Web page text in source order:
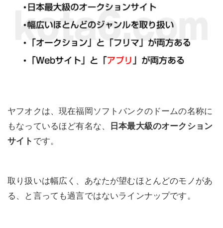
ヤフオクは、現在福岡ソフトバンクのドームの名称に
もなっているほど有名な、
日本最大級のオークション
サイト です。
取り扱いは幅広く、あなたが望むほとんどのモノがあ
る、と言っても過言ではないラインナップです。